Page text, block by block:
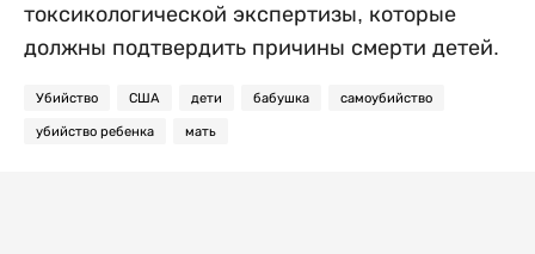
токсикологической экспертизы, которые
должны подтвердить причины смерти детей.
Убийство США дети бабушка самоубийство
убийство ребенка мать